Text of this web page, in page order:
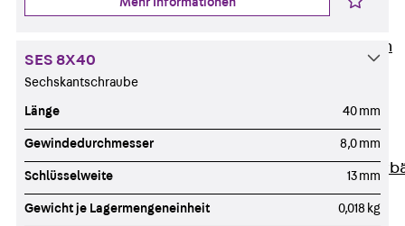
Unternehmen
Service & Qualität
Unsere Geschichte
Mitgliedschaften &
Aktuelles
Aktuelles
SES 8X40
Sechskantschraube
Länge 40 mm
Gewindedurchmesser 8,0 mm
Schlüsselweite 13 mm
Gewicht je Lagermengeneinheit 0,018 kg